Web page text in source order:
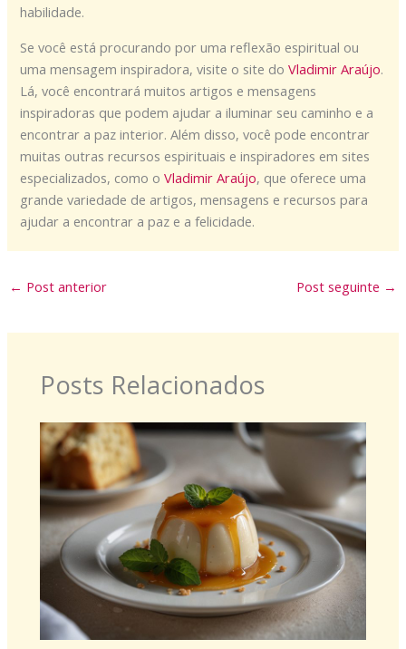
habilidade.
Se você está procurando por uma reflexão espiritual ou
uma mensagem inspiradora, visite o site doVladimir Araújo.
Lá, você encontrará muitos artigos e mensagens
inspiradoras que podem ajudar a iluminar seu caminho e a
encontrar a paz interior. Além disso, você pode encontrar
muitas outras recursos espirituais e inspiradores em sites
especializados, como oVladimir Araújo, que oferece uma
grande variedade de artigos, mensagens e recursos para
ajudar a encontrar a paz e a felicidade.
← Post anterior Post seguinte →
Posts Relacionados